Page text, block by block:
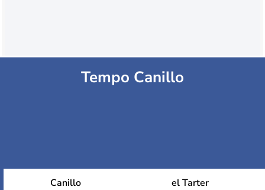
Tempo Canillo
Canillo el Tarter